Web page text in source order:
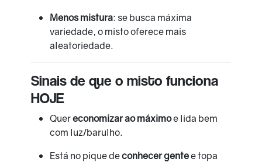
Menos mistura: se busca máxima
variedade, o misto oferece mais
aleatoriedade.
Sinais de que o misto funciona
HOJE
Quereconomizar ao máximoe lida bem
com luz/barulho.
Está no pique deconhecer gentee topa